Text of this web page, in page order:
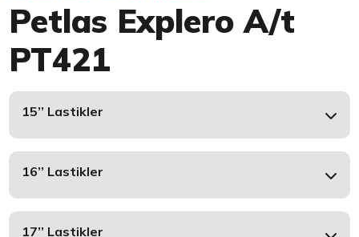
Petlas Explero A/t
PT421
15’’ Lastikler
16’’ Lastikler
17’’ Lastikler